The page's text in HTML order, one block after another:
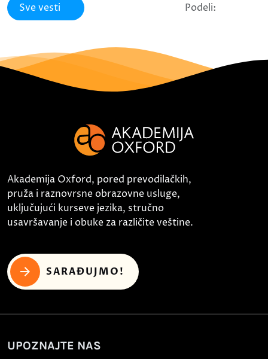
Sve vesti Podeli:
Akademija Oxford, pored prevodilačkih,
pruža i raznovrsne obrazovne usluge,
uključujući kurseve jezika, stručno
usavršavanje i obuke za različite veštine.
SARAĐUJMO!
UPOZNAJTE NAS